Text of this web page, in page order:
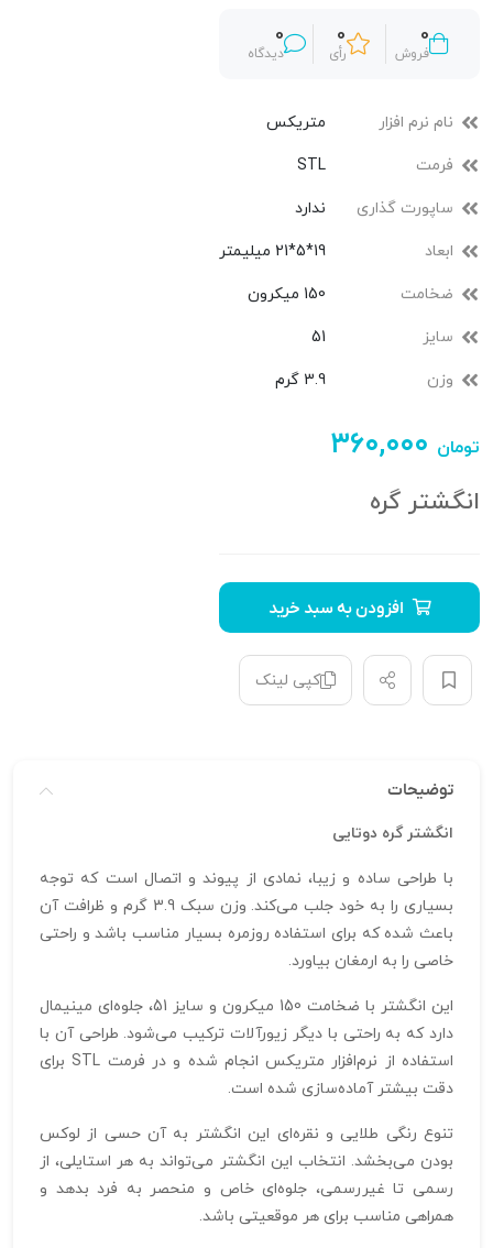
0
فروش
0
رأی
0
دیدگاه
نام نرم افزار متریکس
فرمت STL
ساپورت گذاری ندارد
ابعاد 19*5*21 میلیمتر
ضخامت 150 میکرون
سایز 51
وزن 3.9 گرم
۳۶۰,۰۰۰ تومان
انگشتر گره
افزودن به سبد خرید
کپی لینک
توضیحات
انگشتر گره دوتایی
با طراحی ساده و زیبا، نمادی از پیوند و اتصال است که توجه
بسیاری را به خود جلب می‌کند. وزن سبک 3.9 گرم و ظرافت آن
باعث شده که برای استفاده روزمره بسیار مناسب باشد و راحتی
خاصی را به ارمغان بیاورد.
این انگشتر با ضخامت 150 میکرون و سایز 51، جلوه‌ای مینیمال
دارد که به راحتی با دیگر زیورآلات ترکیب می‌شود. طراحی آن با
استفاده از نرم‌افزار متریکس انجام شده و در فرمت STL برای
دقت بیشتر آماده‌سازی شده است.
تنوع رنگی طلایی و نقره‌ای این انگشتر به آن حسی از لوکس
بودن می‌بخشد. انتخاب این انگشتر می‌تواند به هر استایلی، از
رسمی تا غیررسمی، جلوه‌ای خاص و منحصر به فرد بدهد و
همراهی مناسب برای هر موقعیتی باشد.